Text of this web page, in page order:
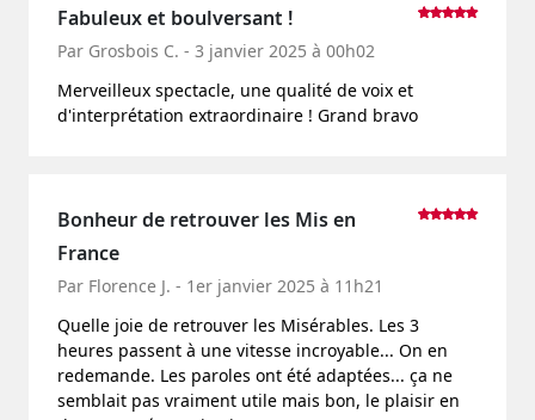
Fabuleux et boulversant !
Par Grosbois C. - 3 janvier 2025 à 00h02
Merveilleux spectacle, une qualité de voix et
d'interprétation extraordinaire ! Grand bravo
Bonheur de retrouver les Mis en
France
Par Florence J. - 1er janvier 2025 à 11h21
Quelle joie de retrouver les Misérables. Les 3
heures passent à une vitesse incroyable... On en
redemande. Les paroles ont été adaptées... ça ne
semblait pas vraiment utile mais bon, le plaisir en